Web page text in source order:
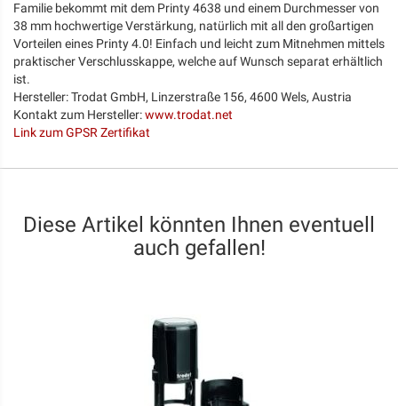
Familie bekommt mit dem Printy 4638 und einem Durchmesser von
38 mm hochwertige Verstärkung, natürlich mit all den großartigen
Vorteilen eines Printy 4.0! Einfach und leicht zum Mitnehmen mittels
praktischer Verschlusskappe, welche auf Wunsch separat erhältlich
ist.
Hersteller: Trodat GmbH, Linzerstraße 156, 4600 Wels, Austria
Kontakt zum Hersteller:www.trodat.net
Link zum GPSR Zertifikat
Diese Artikel könnten Ihnen eventuell
auch gefallen!